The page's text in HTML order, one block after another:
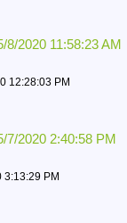
2020 11:58:23 AM
12:28:03 PM
7/2020 2:40:58 PM
3:13:29 PM